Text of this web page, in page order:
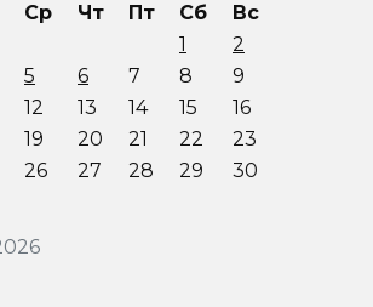
Ср Чт Пт Сб
Вс
1
2
5 6 7 8
9
12 13 14 15
16
19 20 21 22
23
26 27 28 29
30